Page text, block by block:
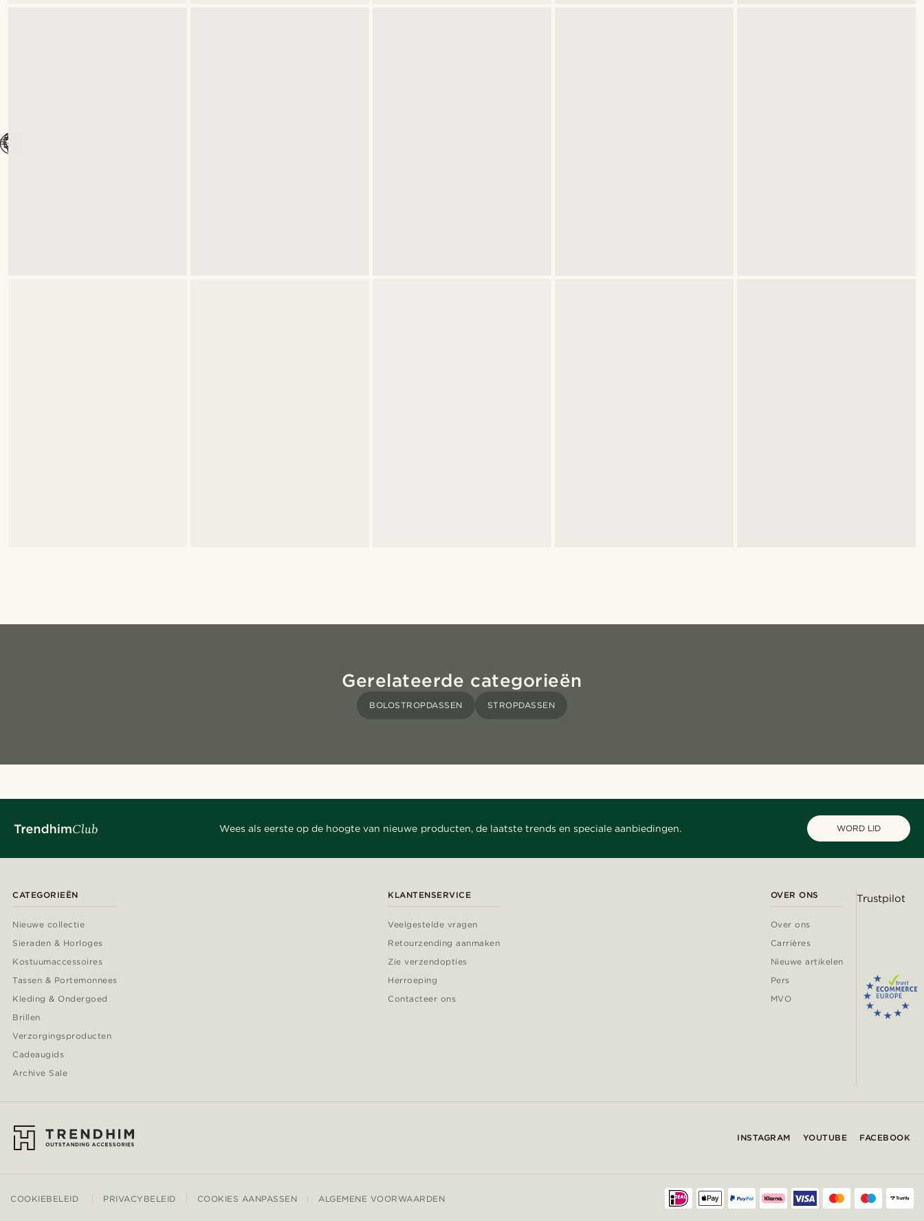
Gerelateerde categorieën
BOLOSTROPDASSEN STROPDASSEN
Wees als eerste op de hoogte van nieuwe producten, de laatste trends en speciale aanbiedingen. WORD LID
CATEGORIEËN
Nieuwe collectie
Sieraden & Horloges
Kostuumaccessoires
Tassen & Portemonnees
Kleding & Ondergoed
Brillen
Verzorgingsproducten
Cadeaugids
Archive Sale
KLANTENSERVICE
Veelgestelde vragen
Retourzending aanmaken
Zie verzendopties
Herroeping
Contacteer ons
OVER ONS
Over ons
Carrières
Nieuwe artikelen
Pers
MVO
Trustpilot
INSTAGRAM YOUTUBE FACEBOOK
COOKIEBELEID PRIVACYBELEID COOKIES AANPASSEN ALGEMENE VOORWAARDEN